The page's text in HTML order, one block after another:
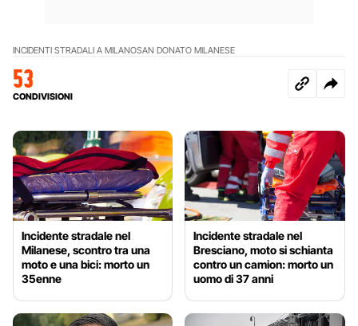
INCIDENTI STRADALI A MILANOSAN DONATO MILANESE
53
CONDIVISIONI
Incidente stradale nel
Milanese, scontro tra una
moto e una bici: morto un
35enne
Incidente stradale nel
Bresciano, moto si schianta
contro un camion: morto un
uomo di 37 anni